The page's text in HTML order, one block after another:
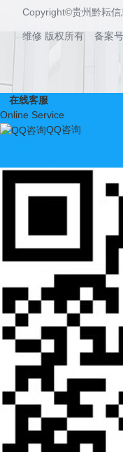
Copyright©贵州黔耘信
维修 版权所有 备案号
在线客服
Online Service
QQ咨询